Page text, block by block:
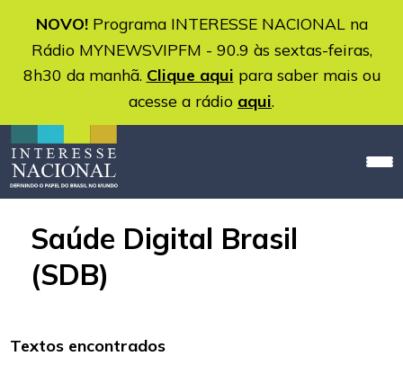
NOVO!Programa INTERESSE NACIONAL na
Rádio MYNEWSVIPFM - 90.9 às sextas-feiras,
8h30 da manhã. Clique aqui para saber mais ou
acesse a rádio aqui.
Saúde Digital Brasil
(SDB)
Textos encontrados